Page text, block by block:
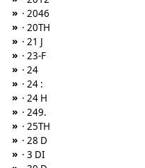
» · 2046
» · 20TH
» · 21 J
» · 23-F
» · 24
» · 24 :
» · 24 H
» · 249.
» · 25TH
» · 28 D
» · 3 DI